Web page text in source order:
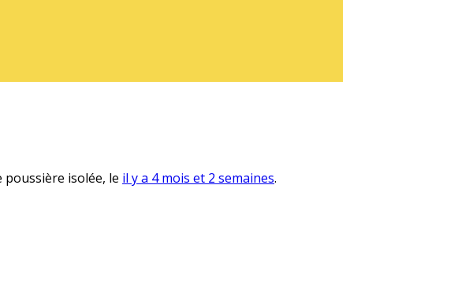
poussière isolée, le il y a 4 mois et 2 semaines.